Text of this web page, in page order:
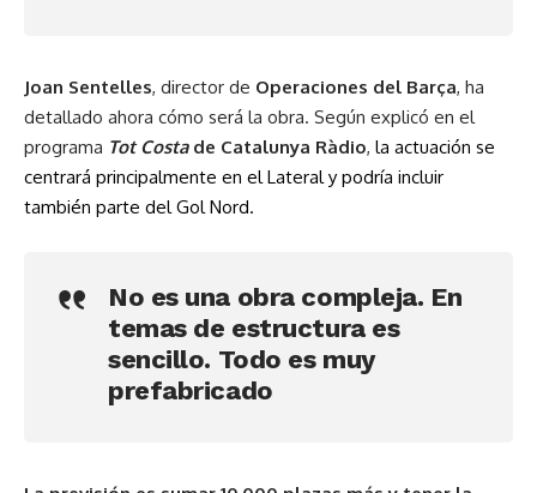
Joan Sentelles, director de Operaciones del Barça, ha
detallado ahora cómo será la obra. Según explicó en el
programa Tot Costade Catalunya Ràdio, la actuación se
centrará principalmente en el Lateral y podría incluir
también parte del Gol Nord.
No es una obra compleja. En
temas de estructura es
sencillo. Todo es muy
prefabricado